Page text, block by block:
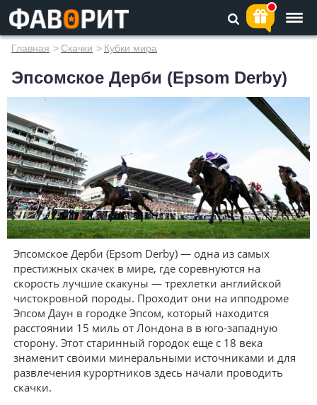
Главная > Скачки > Кубки мира
Эпсомское Дерби (Epsom Derby)
Эпсомское Дерби (Epsom Derby) — одна из самых
престижных скачек в мире, где соревнуются на
скорость лучшие скакуны — трехлетки английской
чистокровной породы. Проходит они на ипподроме
Эпсом Даун в городке Эпсом, который находится
расстоянии 15 миль от Лондона в в юго-западную
сторону. Этот старинный городок еще с 18 века
знаменит своими минеральными источниками и для
развлечения курортников здесь начали проводить
скачки.